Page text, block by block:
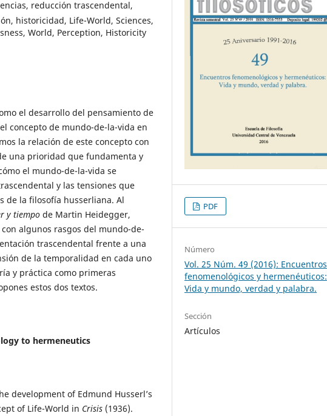
reducción trascendental,
historicidad, Life-World, Sciences,
World, Perception, Historicity
el desarrollo del pensamiento de
concepto de mundo-de-la-vida en
la relación de este concepto con
una prioridad que fundamenta y
el mundo-de-la-vida se
y las tensiones que
de la filosofía husserliana. Al
y tiempo de Martin Heidegger,
algunos rasgos del mundo-de-
trascendental frente a una
de la temporalidad en cada uno
y práctica como primeras
estos dos textos.
to hermeneutics
development of Edmund Husserl’s
of Life-World in Crisis (1936).
PDF
Número
Vol. 25 Núm. 49 (2016): Encuentros
fenomenológicos y hermenéuticos:
Vida y mundo, verdad y palabra.
Sección
Artículos